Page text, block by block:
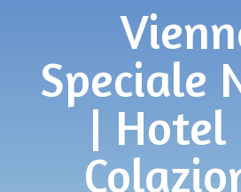
Speciale
| Hotel